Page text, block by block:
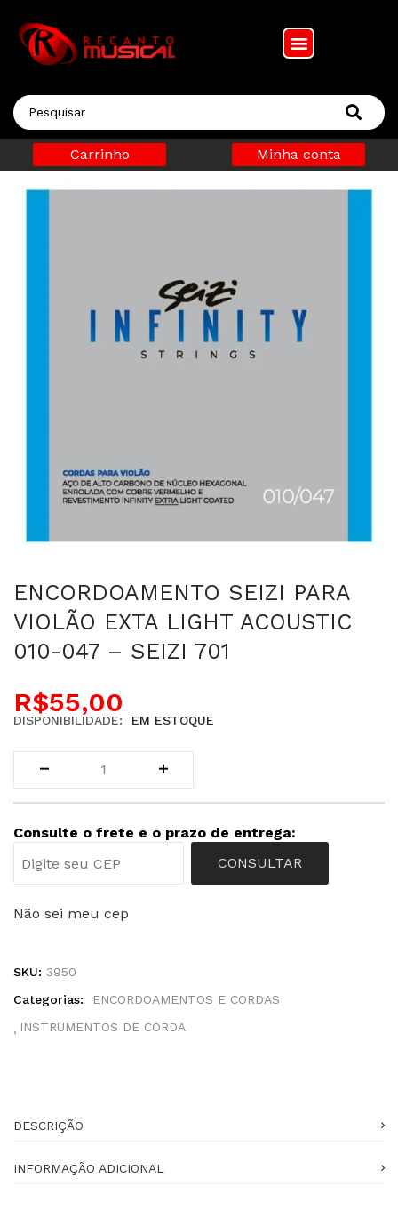
Carrinho Minha conta
ENCORDOAMENTO SEIZI PARA
VIOLÃO EXTA LIGHT ACOUSTIC
010-047 – SEIZI 701
R$55,00
DISPONIBILIDADE: EM ESTOQUE
Consulte o frete e o prazo de entrega:
CONSULTAR
Não sei meu cep
SKU: 3950
Categorias:
ENCORDOAMENTOS E CORDAS
INSTRUMENTOS DE CORDA
DESCRIÇÃO
INFORMAÇÃO ADICIONAL